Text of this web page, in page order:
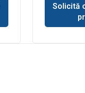
Solicită